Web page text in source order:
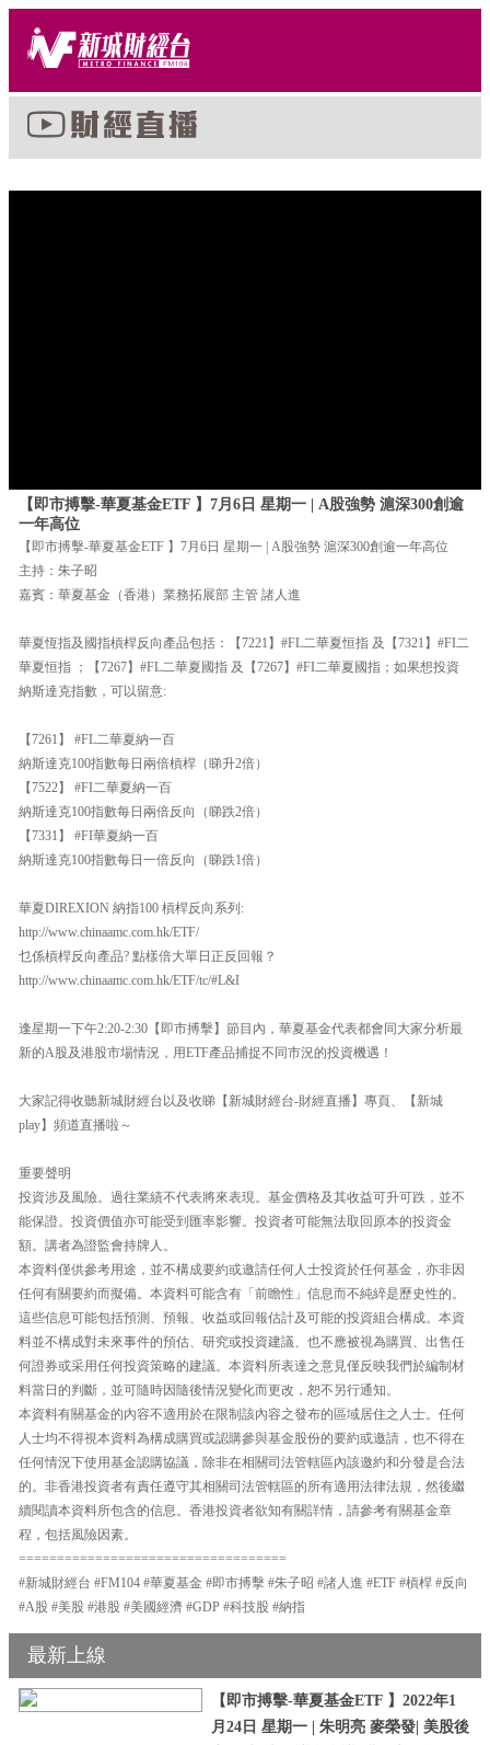
【即市搏擊-華夏基金ETF 】7月6日 星期一 | A股強勢 滬深300創逾
一年高位
【即市搏擊-華夏基金ETF 】7月6日 星期一 | A股強勢 滬深300創逾一年高位
主持：朱子昭
嘉賓：華夏基金（香港）業務拓展部 主管 諸人進
華夏恆指及國指槓桿反向產品包括：【7221】#FL二華夏恒指 及【7321】#FI二
華夏恒指 ；【7267】#FL二華夏國指 及【7267】#FI二華夏國指；如果想投資
納斯達克指數，可以留意:
【7261】 #FL二華夏納一百
納斯達克100指數每日兩倍槓桿（睇升2倍）
【7522】 #FI二華夏納一百
納斯達克100指數每日兩倍反向（睇跌2倍）
【7331】 #FI華夏納一百
納斯達克100指數每日一倍反向（睇跌1倍）
華夏DIREXION 納指100 槓桿反向系列:
http://www.chinaamc.com.hk/ETF/
乜係槓桿反向產品? 點樣倍大單日正反回報？
http://www.chinaamc.com.hk/ETF/tc/#L&I
逢星期一下午2:20-2:30【即市搏擊】節目內，華夏基金代表都會同大家分析最
新的A股及港股市場情況，用ETF產品捕捉不同市況的投資機遇！
大家記得收聽新城財經台以及收睇【新城財經台-財經直播】專頁、【新城
play】頻道直播啦～
重要聲明
投資涉及風險。過往業績不代表將來表現。基金價格及其收益可升可跌，並不
能保證。投資價值亦可能受到匯率影響。投資者可能無法取回原本的投資金
額。講者為證監會持牌人。
本資料僅供參考用途，並不構成要約或邀請任何人士投資於任何基金，亦非因
任何有關要約而擬備。本資料可能含有「前瞻性」信息而不純綷是歷史性的。
這些信息可能包括預測、預報、收益或回報估計及可能的投資組合構成。本資
料並不構成對未來事件的預估、研究或投資建議、也不應被視為購買、出售任
何證券或采用任何投資策略的建議。本資料所表達之意見僅反映我們於編制材
料當日的判斷，並可隨時因隨後情況變化而更改，恕不另行通知。
本資料有關基金的內容不適用於在限制該內容之發布的區域居住之人士。任何
人士均不得視本資料為構成購買或認購參與基金股份的要約或邀請，也不得在
任何情況下使用基金認購協議，除非在相關司法管轄區內該邀約和分發是合法
的。非香港投資者有責任遵守其相關司法管轄區的所有適用法律法規，然後繼
續閱讀本資料所包含的信息。香港投資者欲知有關詳情，請參考有關基金章
程，包括風險因素。
===================================
#新城財經台 #FM104 #華夏基金 #即市搏擊 #朱子昭 #諸人進 #ETF #槓桿 #反向
#A股 #美股 #港股 #美國經濟 #GDP #科技股 #納指
最新上線
【即市搏擊-華夏基金ETF 】2022年1
月24日 星期一 | 朱明亮 麥榮發| 美股後